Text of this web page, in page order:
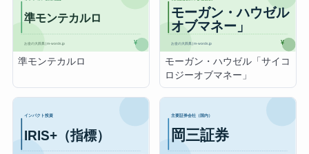
準モンテカルロ
モーガン・ハウゼル「サイコ
ロジーオブマネー」